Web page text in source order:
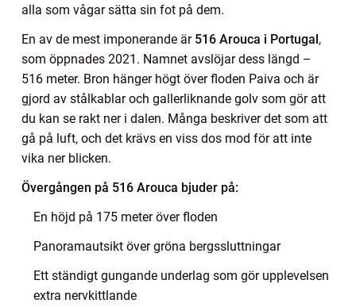
alla som vågar sätta sin fot på dem.
En av de mest imponerande är 516 Arouca i Portugal,
som öppnades 2021. Namnet avslöjar dess längd –
516 meter. Bron hänger högt över floden Paiva och är
gjord av stålkablar och gallerliknande golv som gör att
du kan se rakt ner i dalen. Många beskriver det som att
gå på luft, och det krävs en viss dos mod för att inte
vika ner blicken.
Övergången på 516 Arouca bjuder på:
En höjd på 175 meter över floden
Panoramautsikt över gröna bergssluttningar
Ett ständigt gungande underlag som gör upplevelsen
extra nervkittlande